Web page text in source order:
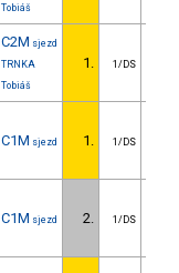
Tobiáš
C2M sjezd
TRNKA
Tobiáš
1. 1/DS
C1M sjezd 1. 1/DS
C1M sjezd 2. 1/DS